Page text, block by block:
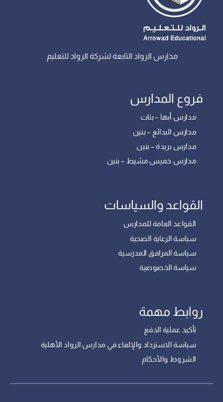
مدارس الرواد التابعة لشركة الرواد للتعليم
فروع المدارس
مدارس أبها – بنات
مدارس البدائع – بنين
مدارس بريدة – بنين
مدارس خميس مشيط – بنين
القواعد والسياسات
القواعد العامة للمدارس
سياسة الرعاية الصحية
سياسة المرافق المدرسية
سياسة الخصوصية
روابط مهمة
تأكيد عملية الدفع
سياسة الاسترداد والإلغاء في مدارس الرواد الأهلية
الشروط والأحكام